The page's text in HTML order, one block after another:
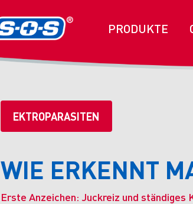
PRODUKTE
EKTROPARASITEN
WIE ERKENNT
Erste Anzeichen: Juckreiz und ständiges